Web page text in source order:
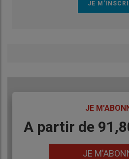
JE
Body
A partir de
JE